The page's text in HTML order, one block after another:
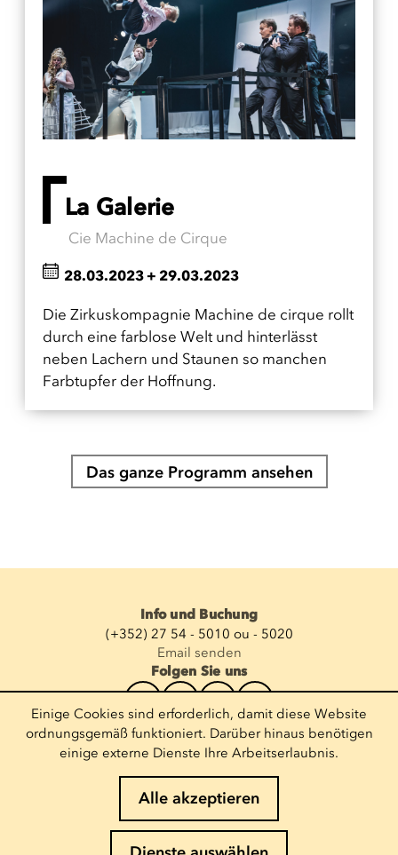
La Galerie
Cie Machine de Cirque
Die Zirkuskompagnie Machine de cirque rollt
durch eine farblose Welt und hinterlässt
neben Lachern und Staunen so manchen
Farbtupfer der Hoffnung.
28.03.2023+ 29.03.2023
Das ganze Programm ansehen
Info und Buchung
(+352) 27 54 - 5010 ou - 5020
Email senden
Folgen Sie uns
Newsletter abonnieren
E-Mail eingeben
Einige Cookies sind erforderlich, damit diese Website
ordnungsgemäß funktioniert. Darüber hinaus benötigen
einige externe Dienste Ihre Arbeitserlaubnis.
Alle akzeptieren